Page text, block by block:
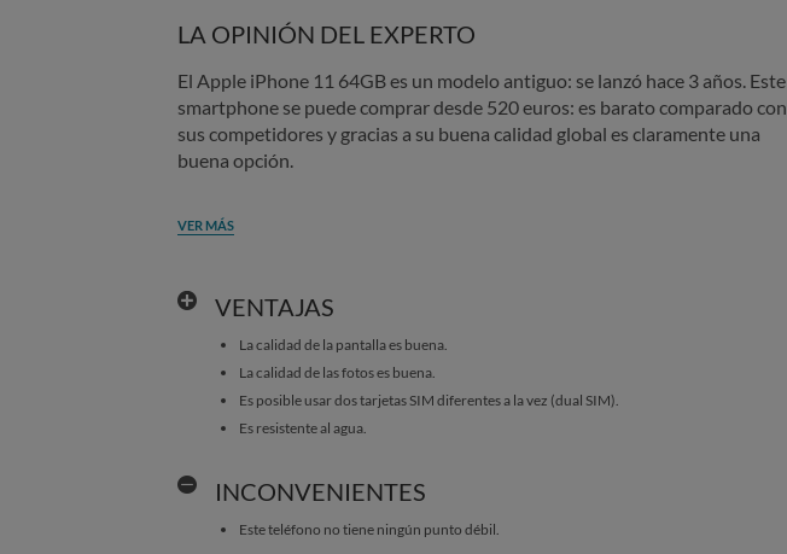
LA OPINIÓN DEL EXPERTO
El Apple iPhone 11 64GB es un modelo antiguo: se lanzó hace 3 años. Este
smartphone se puede comprar desde 520 euros: es barato comparado con
sus competidores y gracias a su buena calidad global es claramente una
buena opción.
VER MÁS
VENTAJAS
La calidad de la pantalla es buena.
La calidad de las fotos es buena.
Es posible usar dos tarjetas SIM diferentes a la vez (dual SIM).
Es resistente al agua.
INCONVENIENTES
Este teléfono no tiene ningún punto débil.